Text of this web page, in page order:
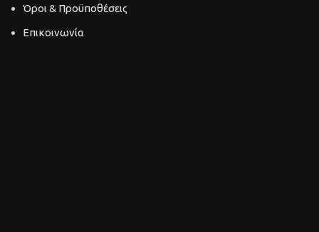
Όροι & Προϋποθέσεις
Επικοινωνία